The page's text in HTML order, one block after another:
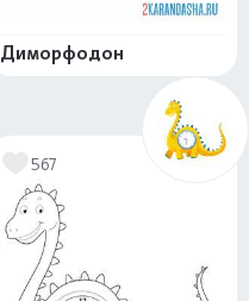
Диморфодон
567